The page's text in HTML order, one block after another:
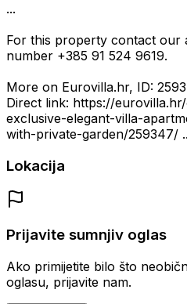
...
For this property contact our
number +385 91 524 9619.
More on Eurovilla.hr, ID:
Direct link: https://
exclusive-elegant-villa-
with-private-garden/259347/
Lokacija
Prijavite sumnjiv oglas
Ako primijetite bilo što
oglasu, prijavite nam.